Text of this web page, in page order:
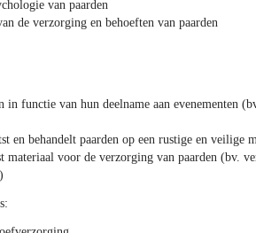
van paarden
de verzorging en behoeften van paarden
in functie van hun deelname aan evenementen
en behandelt paarden op een rustige en veilige
materiaal voor de verzorging van paarden (bv.